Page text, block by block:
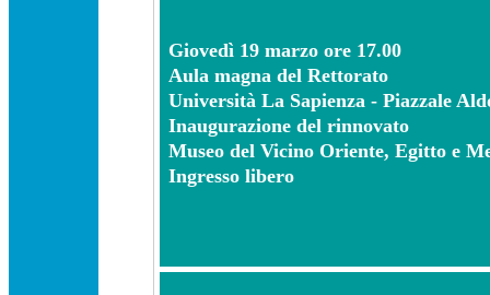
Giovedì 19 marzo ore 17.00
Aula magna del Rettorato
Università La Sapienza - Piazzale
Inaugurazione del rinnovato
Museo del Vicino Oriente, Egitto e
Ingresso libero